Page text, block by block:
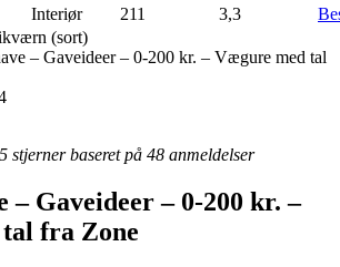
Interiør 211 3,3
(sort)
– Gaveideer – 0-200 kr. – Vægure med tal
stjerner baseret på 48 anmeldelser
– Gaveideer – 0-200 kr. –
fra Zone